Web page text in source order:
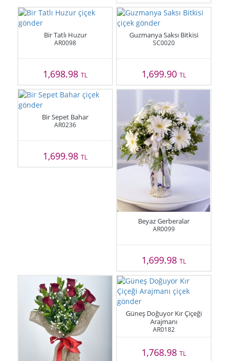
Bir Tatlı Huzur
AR0098
1,698.98TL
Guzmanya Saksı Bitkisi
SC0020
1,699.90 TL
Bir Sepet Bahar
AR0236
1,699.98TL
Beyaz Gerberalar
AR0099
1,699.98 TL
Güneş Doğuyor Kır Çiçeği
Arajmanı
AR0182
1,768.98 TL